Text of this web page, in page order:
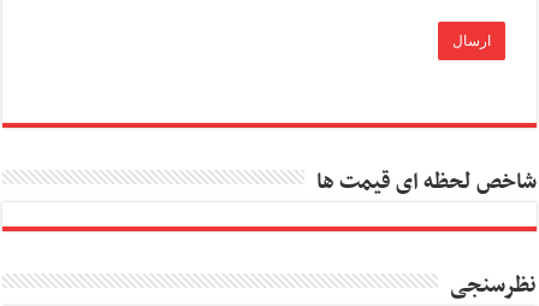
شاخص لحظه ای قیمت ها
نظرسنجی